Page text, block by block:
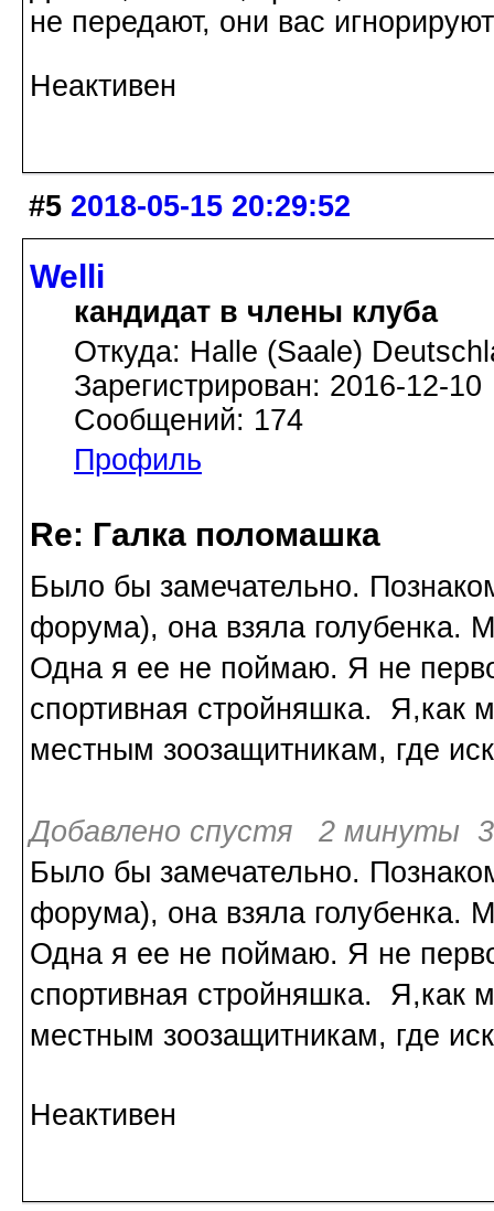
не передают, они вас игнорируют
Неактивен
#5 2018-05-15 20:29:52
Welli
кандидат в члены клуба
Откуда: Halle (Saale)
Зарегистрирован: 2016-12-10
Сообщений: 174
Профиль
Re: Галка поломашка
Было бы замечательно.
форума), она взяла голубенка.
Одна я ее не поймаю. Я не
спортивная стройняшка.
местным зоозащитникам, где
Добавлено спустя 2 минуты
Было бы замечательно.
форума), она взяла голубенка.
Одна я ее не поймаю. Я не
спортивная стройняшка.
местным зоозащитникам, где
Неактивен